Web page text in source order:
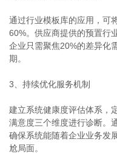
通过行业模板库的应用，可
60%。供应商提供的预置行
企业只需聚焦20%的差异化
期。
3、持续优化服务机制
建立系统健康度评估体系，
满意度三个维度进行诊断。
确保系统能随着企业业务发
尬局面。